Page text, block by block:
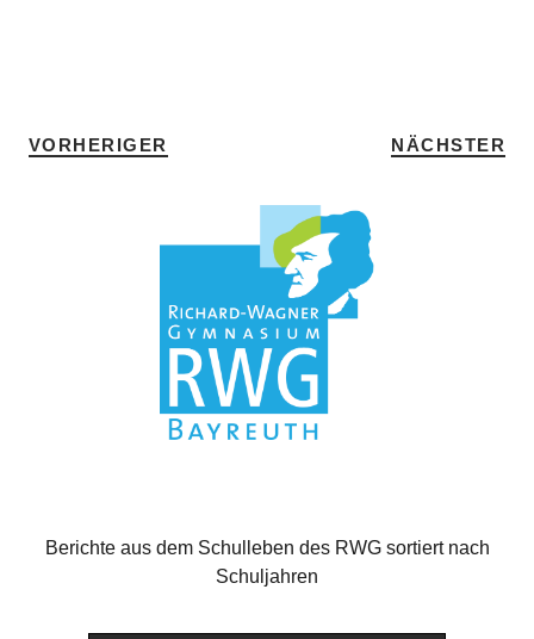
VORHERIGER NÄCHSTER
Berichte aus dem Schulleben des RWG sortiert nach
Schuljahren